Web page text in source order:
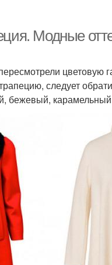
Модные
цветовую
следует
бежевый,